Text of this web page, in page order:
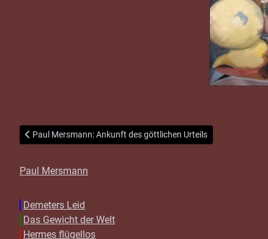
Vorheriger Beitrag: Paul Mersmann: Ankunft des göttlichen Urteils
Paul Mersmann: Ankunft des göttlichen Urteils
Paul Mersmann
Demeters Leid
Das Gewicht der Welt
Hermes flügellos